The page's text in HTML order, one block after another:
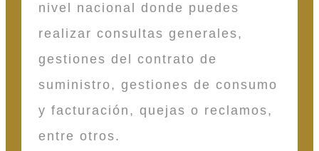
nivel nacional donde puedes
realizar consultas generales,
gestiones del contrato de
suministro, gestiones de consumo
y facturación, quejas o reclamos,
entre otros.